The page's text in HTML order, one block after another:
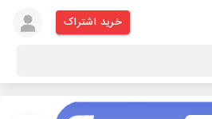
خرید اشتراک